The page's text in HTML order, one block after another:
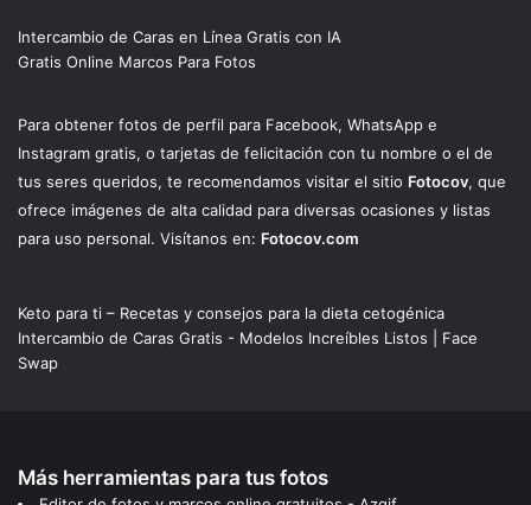
Intercambio de Caras en Línea Gratis con IA
Gratis Online Marcos Para Fotos
Para obtener fotos de perfil para Facebook, WhatsApp e
Instagram gratis, o tarjetas de felicitación con tu nombre o el de
tus seres queridos, te recomendamos visitar el sitio Fotocov, que
ofrece imágenes de alta calidad para diversas ocasiones y listas
para uso personal. Visítanos en: Fotocov.com
Keto para ti – Recetas y consejos para la dieta cetogénica
Intercambio de Caras Gratis - Modelos Increíbles Listos | Face
Swap
Más herramientas para tus fotos